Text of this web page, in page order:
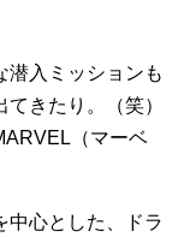
潜入ミッションも
きたり。（笑）
（マーベ
中心とした、ドラ